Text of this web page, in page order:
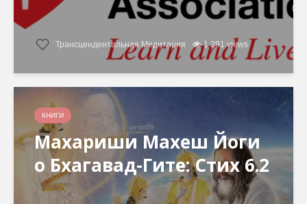
Трансцендентальная Медитация 1 291 views
КНИГИ
Махариши Махеш Йоги
о Бхагавад-Гите: Стих 6.2